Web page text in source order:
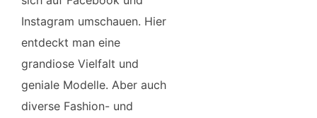
Instagram umschauen. Hier
entdeckt man eine
grandiose Vielfalt und
geniale Modelle. Aber auch
diverse Fashion- und